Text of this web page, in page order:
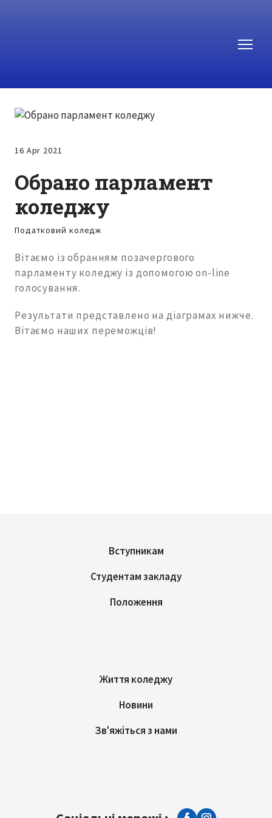
16 Apr 2021
Обрано парламент
коледжу
Податковий коледж
Вітаємо із обранням позачергового
парламенту коледжу із допомогою on-line
голосування.
Результати представлено на діаграмах нижче.
Вітаємо наших переможців!
Вступникам
Студентам закладу
Положення
Життя коледжу
Новини
Зв'яжіться з нами